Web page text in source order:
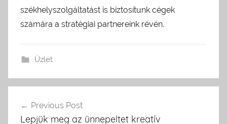
székhelyszolgáltatást is biztosítunk cégek
számára a stratégiai partnereink révén.
Üzlet
Bejegyzés
Previous Post
Lepjük meg az ünnepeltet kreatív